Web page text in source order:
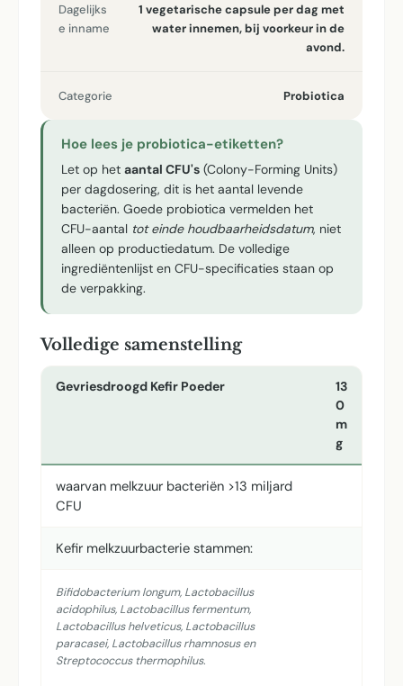
Dagelijks
e inname
1 vegetarische capsule per dag met
water innemen, bij voorkeur in de
avond.
Categorie Probiotica
Hoe lees je probiotica-etiketten?
Let op het aantal CFU's (Colony-Forming Units)
per dagdosering, dit is het aantal levende
bacteriën. Goede probiotica vermelden het
CFU-aantal tot einde houdbaarheidsdatum, niet
alleen op productiedatum. De volledige
ingrediëntenlijst en CFU-specificaties staan op
de verpakking.
Volledige samenstelling
Gevriesdroogd Kefir Poeder
13
0
m
g
waarvan melkzuur bacteriën >13 miljard
CFU
Kefir melkzuurbacterie stammen:
Bifidobacterium longum, Lactobacillus
acidophilus, Lactobacillus fermentum,
Lactobacillus helveticus, Lactobacillus
paracasei, Lactobacillus rhamnosus en
Streptococcus thermophilus.